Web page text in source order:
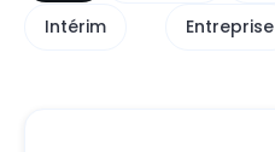
Intérim
Entreprise